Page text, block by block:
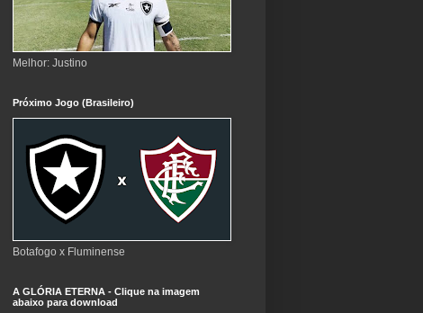
Melhor: Justino
Próximo Jogo (Brasileiro)
Botafogo x Fluminense
A GLÓRIA ETERNA - Clique na imagem
abaixo para download